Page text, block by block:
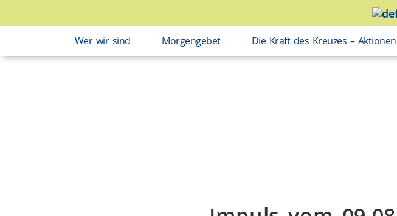
Wer wir sind Morgengebet Die Kraft des Kreuzes – Aktionen